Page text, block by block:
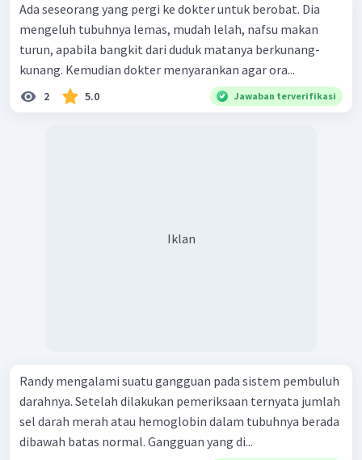
Ada seseorang yang pergi ke dokter untuk berobat. Dia
mengeluh tubuhnya lemas, mudah lelah, nafsu makan
turun, apabila bangkit dari duduk matanya berkunang-
kunang. Kemudian dokter menyarankan agar ora...
2 5.0 Jawaban terverifikasi
Iklan
Randy mengalami suatu gangguan pada sistem pembuluh
darahnya. Setelah dilakukan pemeriksaan ternyata jumlah
sel darah merah atau hemoglobin dalam tubuhnya berada
dibawah batas normal. Gangguan yang di...